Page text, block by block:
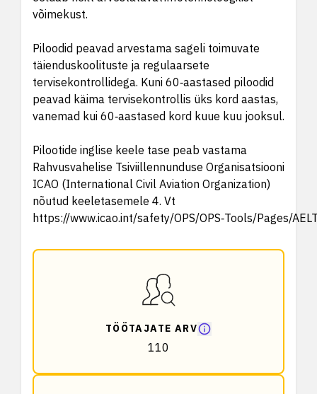
võimekust.
Piloodid peavad arvestama sageli toimuvate
täienduskoolituste ja regulaarsete
tervisekontrollidega. Kuni 60‑aastased piloodid
peavad käima tervisekontrollis üks kord aastas,
vanemad kui 60‑aastased kord kuue kuu jooksul.
Pilootide inglise keele tase peab vastama
Rahvusvahelise Tsiviillennunduse Organisatsiooni
ICAO (International Civil Aviation Organization)
nõutud keeletasemele 4. Vt
https://www.icao.int/safety/OPS/OPS‑Tools/Pages/
TÖÖTAJATE ARV
110